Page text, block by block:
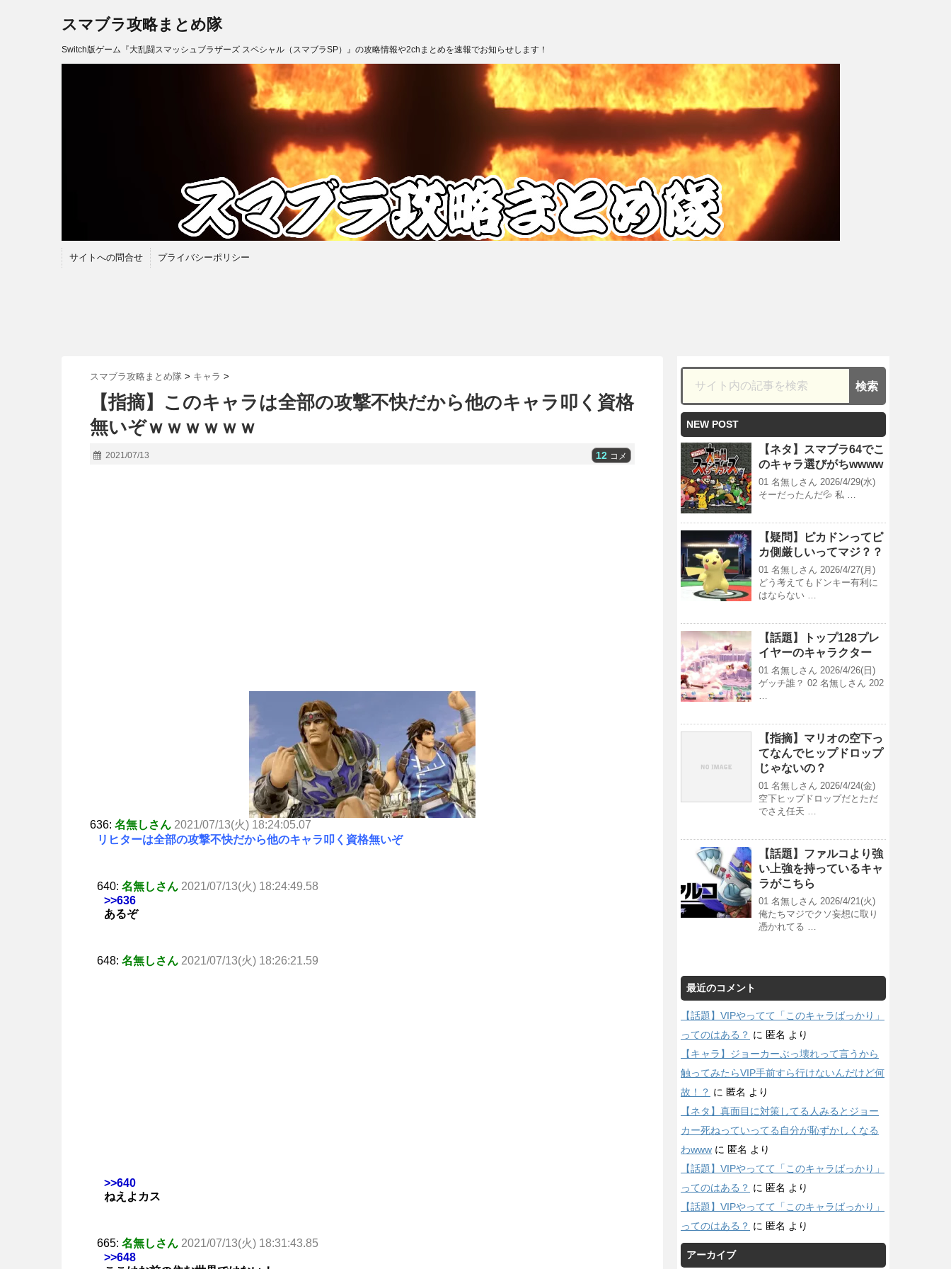
スマブラ攻略まとめ隊
Switch版ゲーム『大乱闘スマッシュブラザーズ スペシャル（スマブラSP）』の攻略情報や2chまとめを速報でお知らせします！
サイトへの問合せ プライバシーポリシー
スマブラ攻略まとめ隊 > キャラ >
【指摘】このキャラは全部の攻撃不快だから他のキャラ叩く資格
無いぞｗｗｗｗｗｗ
2021/07/13 12 コメ
636: 名無しさん 2021/07/13(火) 18:24:05.07
リヒターは全部の攻撃不快だから他のキャラ叩く資格無いぞ
640: 名無しさん 2021/07/13(火) 18:24:49.58
>>636
あるぞ
648: 名無しさん 2021/07/13(火) 18:26:21.59
>>640
ねえよカス
665: 名無しさん 2021/07/13(火) 18:31:43.85
>>648
NEW POST
【ネタ】スマブラ64でこ
のキャラ選びがちwwww
01 名無しさん 2026/4/29(水)
そーだったんだ💦 私 …
【疑問】ピカドンってピ
カ側厳しいってマジ？？
01 名無しさん 2026/4/27(月)
どう考えてもドンキー有利に
はならない …
【話題】トップ128プレ
イヤーのキャラクター
01 名無しさん 2026/4/26(日)
ゲッチ誰？ 02 名無しさん 202
…
【指摘】マリオの空下っ
てなんでヒップドロップ
じゃないの？
01 名無しさん 2026/4/24(金)
空下ヒップドロップだとただ
でさえ任天 …
【話題】ファルコより強
い上強を持っているキャ
ラがこちら
01 名無しさん 2026/4/21(火)
俺たちマジでクソ妄想に取り
憑かれてる …
最近のコメント
【話題】VIPやってて「このキャラばっかり」
ってのはある？ に 匿名 より
【キャラ】ジョーカーぶっ壊れって言うから
触ってみたらVIP手前すら行けないんだけど何
故！？ に 匿名 より
【ネタ】真面目に対策してる人みるとジョー
カー死ねっていってる自分が恥ずかしくなる
わwww に 匿名 より
【話題】VIPやってて「このキャラばっかり」
ってのはある？ に 匿名 より
【話題】VIPやってて「このキャラばっかり」
ってのはある？ に 匿名 より
アーカイブ